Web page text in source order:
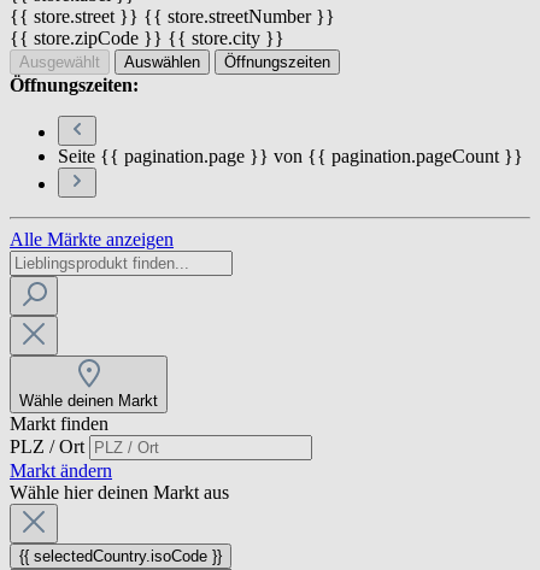
{{ store.street }} {{ store.streetNumber }}
{{ store.zipCode }} {{ store.city }}
Ausgewählt Auswählen Öffnungszeiten
Öffnungszeiten:
Seite {{ pagination.page }} von {{ pagination.pageCount }}
Alle Märkte anzeigen
Wähle deinen Markt
Markt finden
PLZ / Ort
Markt ändern
Wähle hier deinen Markt aus
{{ selectedCountry.isoCode }}